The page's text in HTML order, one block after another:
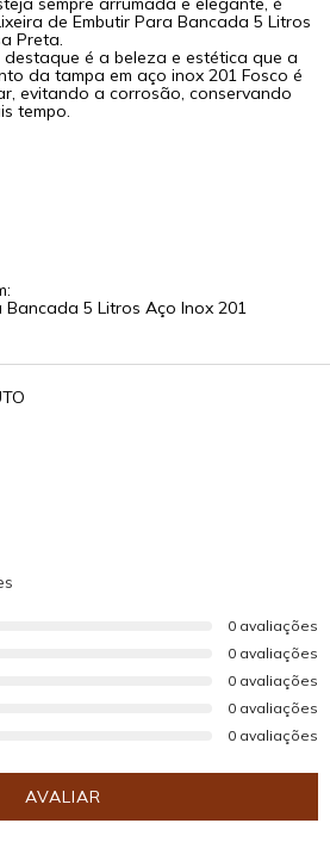
de Embutir Para Bancada 5 Litros
Preta.
é a beleza e estética que a
da tampa em aço inox 201 Fosco é
evitando a corrosão, conservando
tempo.
Bancada 5 Litros Aço Inox 201
0 avaliações
0 avaliações
0 avaliações
0 avaliações
0 avaliações
AVALIAR